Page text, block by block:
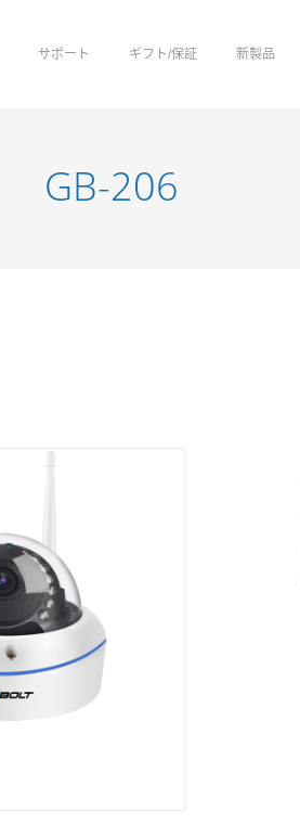
サポート ギフト/保証 新製品
GB-206